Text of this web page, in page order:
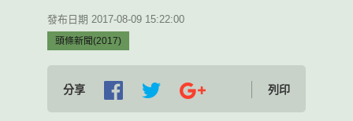
發布日期 2017-08-09 15:22:00
頭條新聞(2017)
分享 列印